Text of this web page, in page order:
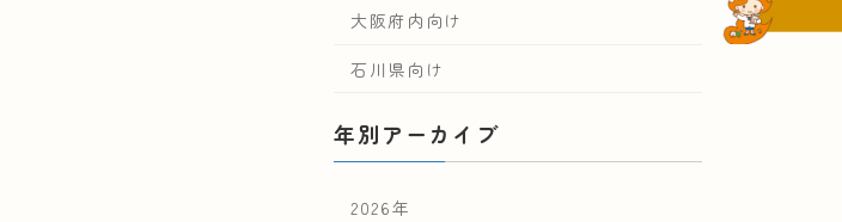
大阪府内向け
石川県向け
年別アーカイブ
2026年